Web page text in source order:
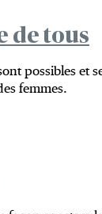
de tous
possibles et
femmes.